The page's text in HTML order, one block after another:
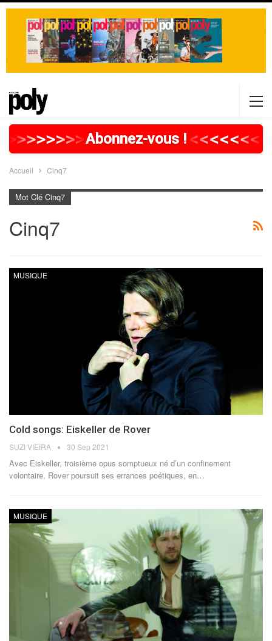
>>>>>>>>>>>>>>>>>
Abonnez-vous ! <<<<<<<<
Accueil Cinq7
Mot Clé Cinq7
Cinq7
MUSIQUE
Cold songs: Eiskeller de Rover
SUZI VIEIRA 30 Sep 2021
Avec Eiskeller, troisième opus somptueux né d’un confinement
volontaire, Rover poursuit ses errances poétiques, en…
MUSIQUE